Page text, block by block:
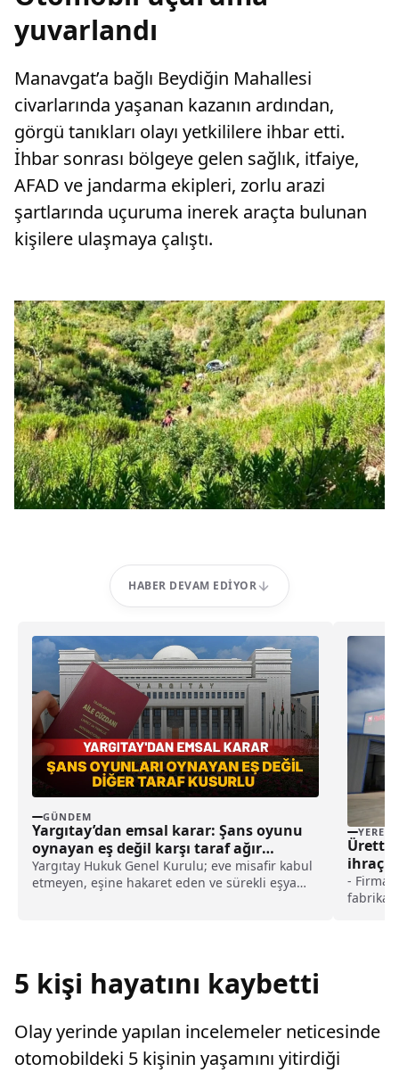
yuvarlandı
Manavgat’a bağlı Beydiğin Mahallesi
civarlarında yaşanan kazanın ardından,
görgü tanıkları olayı yetkililere ihbar etti.
İhbar sonrası bölgeye gelen sağlık, itfaiye,
AFAD ve jandarma ekipleri, zorlu arazi
şartlarında uçuruma inerek araçta bulunan
kişilere ulaşmaya çalıştı.
HABER DEVAM EDIYOR
GÜNDEM
Yargıtay’dan emsal karar: Şans oyunu
oynayan eş değil karşı taraf ağır
kusurlu sayıldı
Yargıtay Hukuk Genel Kurulu; eve misafir kabul
etmeyen, eşine hakaret eden ve sürekli eşya
YEREL
ihraç
- Firma
5 kişi hayatını kaybetti
Olay yerinde yapılan incelemeler neticesinde
otomobildeki 5 kişinin yaşamını yitirdiği